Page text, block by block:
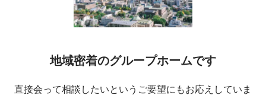
地域密着のグループホームです
直接会って相談したいというご要望にもお応えしていま